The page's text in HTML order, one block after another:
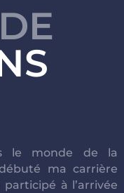
le monde de la
ma carrière
à l’arrivée